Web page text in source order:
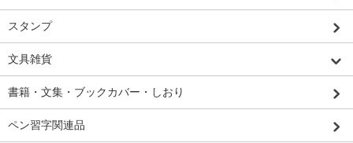
スタンプ
文具雑貨
書籍・文集・ブックカバー・しおり
ペン習字関連品